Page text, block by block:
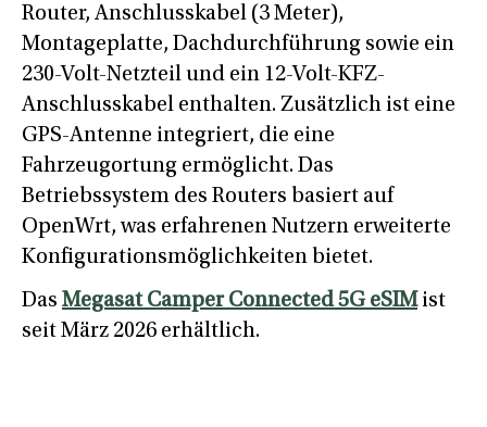
Router, Anschlusskabel (3 Meter),
Montageplatte, Dachdurchführung sowie ein
230-Volt-Netzteil und ein 12-Volt-KFZ-
Anschlusskabel enthalten. Zusätzlich ist eine
GPS-Antenne integriert, die eine
Fahrzeugortung ermöglicht. Das
Betriebssystem des Routers basiert auf
OpenWrt, was erfahrenen Nutzern erweiterte
Konfigurationsmöglichkeiten bietet.
Das Megasat Camper Connected 5G eSIMist
seit März 2026 erhältlich.